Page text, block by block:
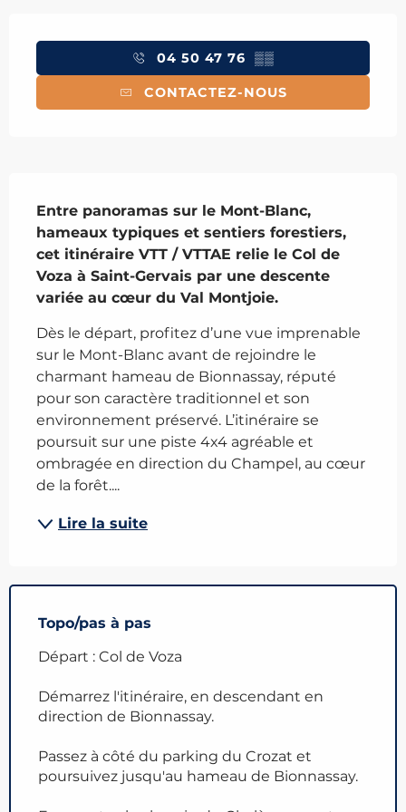
04 50 47 76 ▒▒
CONTACTEZ-NOUS
Entre panoramas sur le Mont-Blanc,
hameaux typiques et sentiers forestiers,
cet itinéraire VTT / VTTAE relie le Col de
Voza à Saint-Gervais par une descente
variée au cœur du Val Montjoie.
Dès le départ, profitez d’une vue imprenable
sur le Mont-Blanc avant de rejoindre le
charmant hameau de Bionnassay, réputé
pour son caractère traditionnel et son
environnement préservé. L’itinéraire se
poursuit sur une piste 4x4 agréable et
ombragée en direction du Champel, au cœur
de la forêt....
Lire la suite
Topo/pas à pas
Départ : Col de Voza
Démarrez l'itinéraire, en descendant en
direction de Bionnassay.
Passez à côté du parking du Crozat et
poursuivez jusqu'au hameau de Bionnassay.